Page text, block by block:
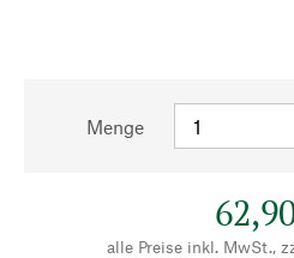
Menge
alle Preise inkl. MwSt.,